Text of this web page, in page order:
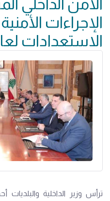
الأمن الداخلي
الإجراءات
الاستعدادات
ترأس وزير الداخلية